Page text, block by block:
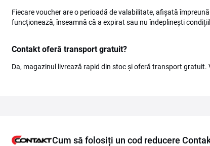
Fiecare voucher are o perioadă de valabilitate, afișată
funcționează, înseamnă că a expirat sau nu îndeplinești
Contakt oferă transport gratuit?
Da, magazinul livrează rapid din stoc și oferă transport
Cum să folosiți un cod reducere